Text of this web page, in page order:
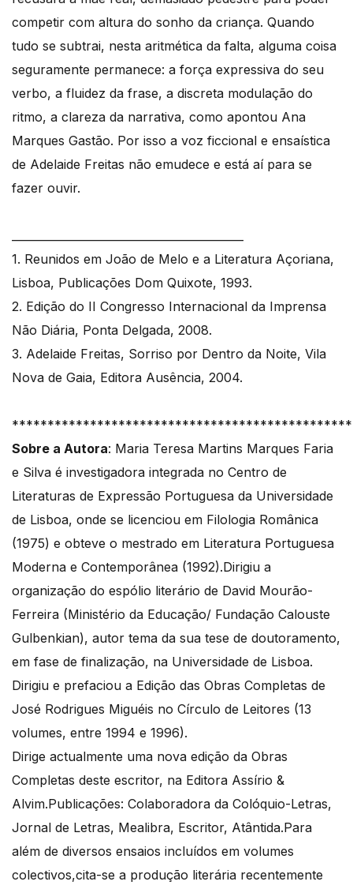
competir com altura do sonho da criança. Quando
tudo se subtrai, nesta aritmética da falta, alguma coisa
seguramente permanece: a força expressiva do seu
verbo, a fluidez da frase, a discreta modulação do
ritmo, a clareza da narrativa, como apontou Ana
Marques Gastão. Por isso a voz ficcional e ensaística
de Adelaide Freitas não emudece e está aí para se
fazer ouvir.
1. Reunidos em João de Melo e a Literatura Açoriana,
Lisboa, Publicações Dom Quixote, 1993.
2. Edição do II Congresso Internacional da Imprensa
Não Diária, Ponta Delgada, 2008.
3. Adelaide Freitas, Sorriso por Dentro da Noite, Vila
Nova de Gaia, Editora Ausência, 2004.
Sobre a Autora: Maria Teresa Martins Marques Faria
e Silva é investigadora integrada no Centro de
Literaturas de Expressão Portuguesa da Universidade
de Lisboa, onde se licenciou em Filologia Românica
(1975) e obteve o mestrado em Literatura Portuguesa
Moderna e Contemporânea (1992).Dirigiu a
organização do espólio literário de David Mourão-
Ferreira (Ministério da Educação/ Fundação Calouste
Gulbenkian), autor tema da sua tese de doutoramento,
em fase de finalização, na Universidade de Lisboa.
Dirigiu e prefaciou a Edição das Obras Completas de
José Rodrigues Miguéis no Círculo de Leitores (13
volumes, entre 1994 e 1996).
Dirige actualmente uma nova edição da Obras
Completas deste escritor, na Editora Assírio &
Alvim.Publicações: Colaboradora da Colóquio-Letras,
Jornal de Letras, Mealibra, Escritor, Atântida.Para
além de diversos ensaios incluídos em volumes
colectivos,cita-se a produção literária recentemente